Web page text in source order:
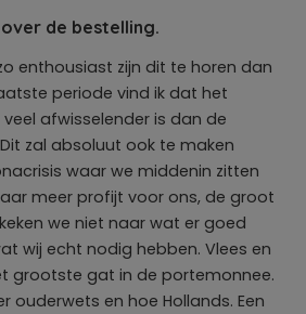
de bestelling.
enthousiast zijn dit te horen dan
periode vind ik dat het
afwisselender is dan de
zal absoluut ook te maken
waar we middenin zitten
meer profijt voor ons, de groot
we niet naar wat er goed
wij echt nodig hebben. Vlees en
grootste gat in de portemonnee.
ouderwets en hoe Hollands. Een